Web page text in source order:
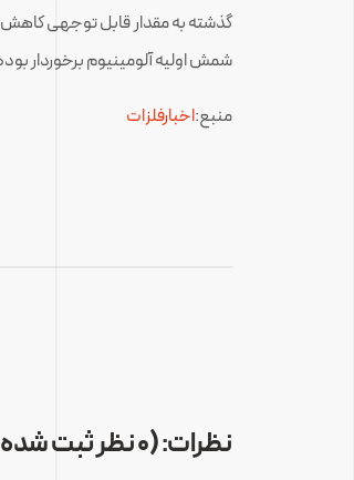
گذشته به مقدار قابل توجهی کاهش
شمش اولیه آلومینیوم برخوردار
منبع:اخبارفلزات
نظرات: (0 نظر ثبت شده)